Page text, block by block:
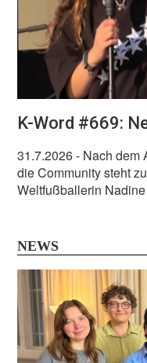
K-Word #669:
31.7.2026- Nach dem
die Community steht
Weltfußballerin
NEWS